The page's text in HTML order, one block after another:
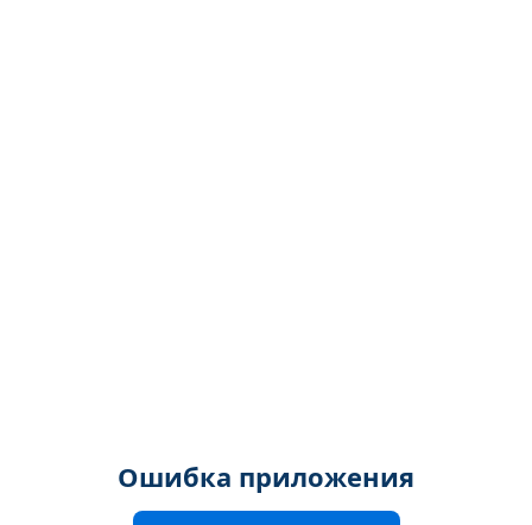
Ошибка приложения